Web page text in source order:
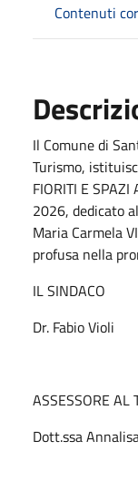
Contenuti
Il Comune di
Turismo,
FIORITI E
2026, dedicato
Maria Carmela
profusa nella
IL SINDACO
Dr. Fabio Violi
ASSESSORE AL
Dott.ssa